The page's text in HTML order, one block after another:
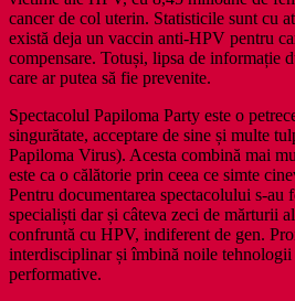
cancer de col uterin. Statisticile sunt cu
există deja un vaccin anti-HPV pentru
compensare. Totuși, lipsa de informație
care ar putea să fie prevenite.
Spectacolul Papiloma Party este o
singurătate, acceptare de sine și multe
Papiloma Virus). Acesta combină mai
este ca o călătorie prin ceea ce simte
Pentru documentarea spectacolului s-
specialiști dar și câteva zeci de mărturii
confruntă cu HPV, indiferent de gen.
interdisciplinar și îmbină noile tehnologii
performative.